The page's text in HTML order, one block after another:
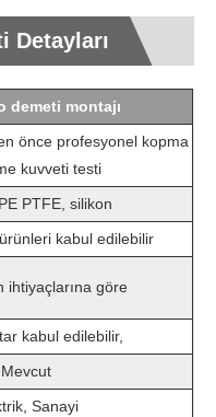
Detayları
demeti montajı
önce profesyonel kopma
kuvveti testi
PTFE, silikon
kabul edilebilir
ihtiyaçlarına göre
kabul edilebilir,
Mevcut
Sanayi